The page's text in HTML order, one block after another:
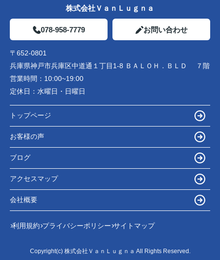
株式会社ＶａｎＬｕｇｎａ
078-958-7779 お問い合わせ
〒652-0801
兵庫県神戸市兵庫区中道通１丁目1-8 ＢＡＬＯＨ．ＢＬＤ ７階
営業時間： 10:00~19:00
定休日： 水曜日・日曜日
トップページ
お客様の声
ブログ
アクセスマップ
会社概要
利用規約 プライバシーポリシー サイトマップ
Copyright(c) 株式会社ＶａｎＬｕｇｎａ All Rights Reserved.